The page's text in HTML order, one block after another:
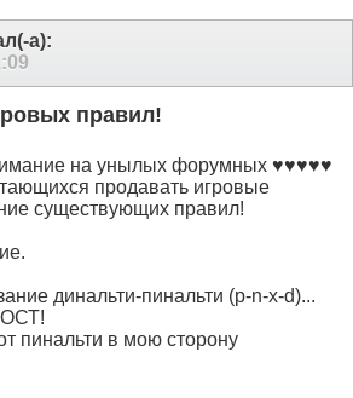
а):
правил!
на унылых форумных ♥♥♥♥♥
продавать игровые
существующих правил!
динальти-пинальти (p-n-x-d)...
пинальти в мою сторону